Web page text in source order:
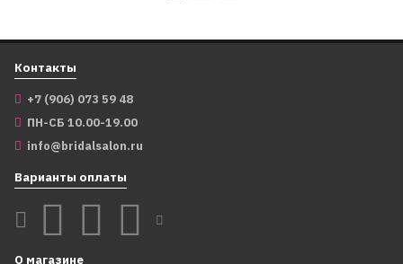
Контакты
+7 (906) 073 59 48
ПН-СБ 10.00-19.00
info@bridalsalon.ru
Варианты оплаты
О магазине